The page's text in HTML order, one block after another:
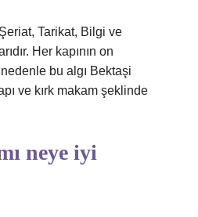
Tarikat, Bilgi ve
Her kapının on
bu algı Bektaşi
ve kırk makam şeklinde
neye iyi